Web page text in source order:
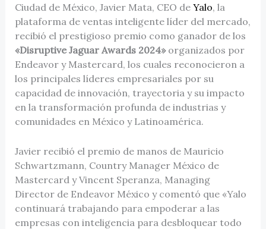
Ciudad de México, Javier Mata, CEO de Yalo, la
plataforma de ventas inteligente líder del mercado,
recibió el prestigioso premio como ganador de los
«Disruptive Jaguar Awards 2024» organizados por
Endeavor y Mastercard, los cuales reconocieron a
los principales líderes empresariales por su
capacidad de innovación, trayectoria y su impacto
en la transformación profunda de industrias y
comunidades en México y Latinoamérica.
Javier recibió el premio de manos de Mauricio
Schwartzmann, Country Manager México de
Mastercard y Vincent Speranza, Managing
Director de Endeavor México y comentó que «Yalo
continuará trabajando para empoderar a las
empresas con inteligencia para desbloquear todo